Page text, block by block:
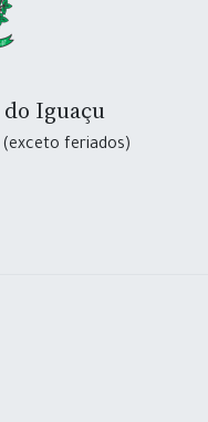
Iguaçu
(exceto feriados)